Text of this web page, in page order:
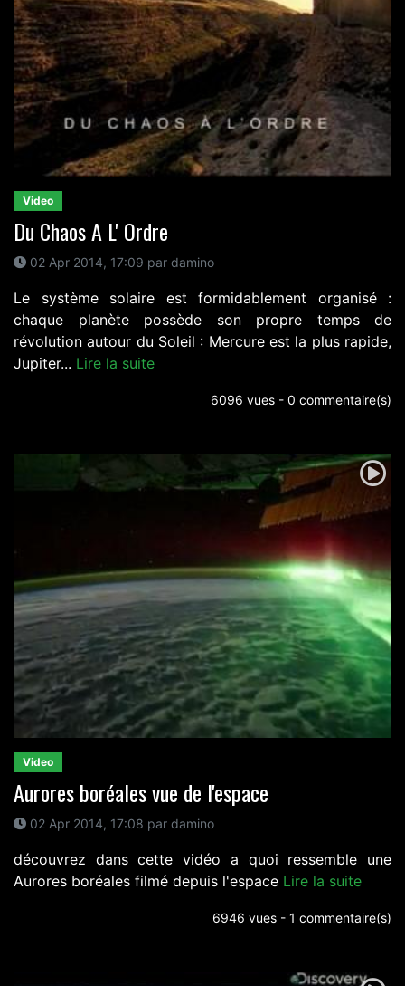
Video
Du Chaos A L' Ordre
02 Apr 2014, 17:09 par damino
Le système solaire est formidablement organisé :
chaque planète possède son propre temps de
révolution autour du Soleil : Mercure est la plus rapide,
Jupiter... Lire la suite
6096 vues - 0 commentaire(s)
Video
Aurores boréales vue de l'espace
02 Apr 2014, 17:08 par damino
découvrez dans cette vidéo a quoi ressemble une
Aurores boréales filmé depuis l'espace Lire la suite
6946 vues - 1 commentaire(s)